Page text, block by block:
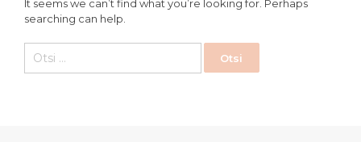
It seems we can’t find what you’re looking for. Perhaps
searching can help.